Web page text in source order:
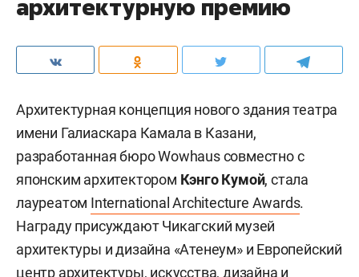
архитектурную премию
Архитектурная концепция нового здания театра
имени Галиаскара Камала в Казани,
разработанная бюро Wowhaus совместно с
японским архитектором Кэнго Кумой, стала
лауреатом International Architecture Awards.
Награду присуждают Чикагский музей
архитектуры и дизайна «Атенеум» и Европейский
центр архитектуры, искусства, дизайна и